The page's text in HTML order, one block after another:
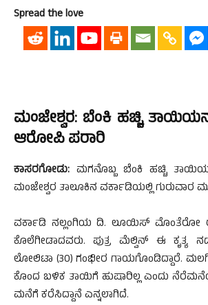
Spread the love
ಮಂಜೇಶ್ವರ: ಬೆಂಕಿ ಹಚ್ಚಿ
ಆರೋಪಿ ಪರಾರಿ
ಕಾಸರಗೋಡು:‌ ಮಗನೊಬ್ಬ ಬೆಂಕಿ ಹಚ್ಚಿ
ಮಂಜೇಶ್ವರ ತಾಲೂಕಿನ ವರ್ಕಾಡಿಯಲ್ಲಿ ಗುರುವಾರ
ವರ್ಕಾಡಿ ನಲ್ಲಂಗಿಯ ದಿ. ಲೂಯಿಸ್ ಮೊಂತೆರೋ
ಕೊಲೆಗೀಡಾದವರು. ಪುತ್ರ ಮೆಲ್ವಿನ್ ಈ ಕೃತ್ಯ
ಲೋಲಿಟಾ (30) ಗಂಭೀರ ಗಾಯಗೊಂಡಿದ್ದಾರೆ.
ಕೊಂದ ಬಳಿಕ ತಾಯಿಗೆ ಹುಷಾರಿಲ್ಲ ಎಂದು
ಮನೆಗೆ ಕರೆಸಿದ್ದಾನೆ ಎನ್ನಲಾಗಿದೆ.